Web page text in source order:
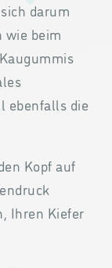
darum
wie beim
ebenfalls die
Kopf auf
Ihren Kiefer